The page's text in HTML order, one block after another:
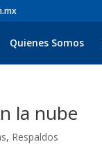
Quienes Somos
la nube
, Respaldos